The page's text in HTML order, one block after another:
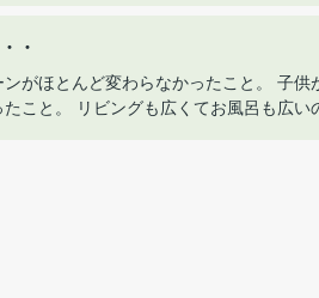
・
がほとんど変わらなかったこと。 子
こと。 リビングも広くてお風呂も広い